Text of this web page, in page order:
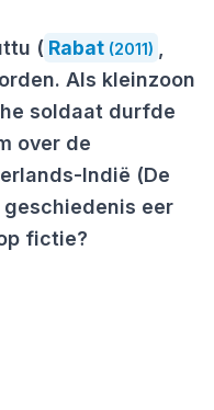
( Rabat (2011) ,
Als kleinzoon
soldaat durfde
over de
Indië (De
eer
fictie?